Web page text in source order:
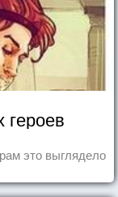
героев
это выглядело